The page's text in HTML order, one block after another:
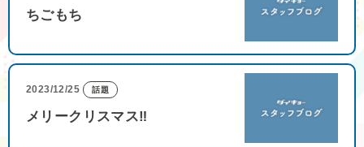
ちごもち
2023/12/25 話題
メリークリスマス‼